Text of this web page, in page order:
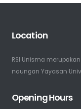
Location
RSI Unisma
naungan Yayasan
Opening Hours